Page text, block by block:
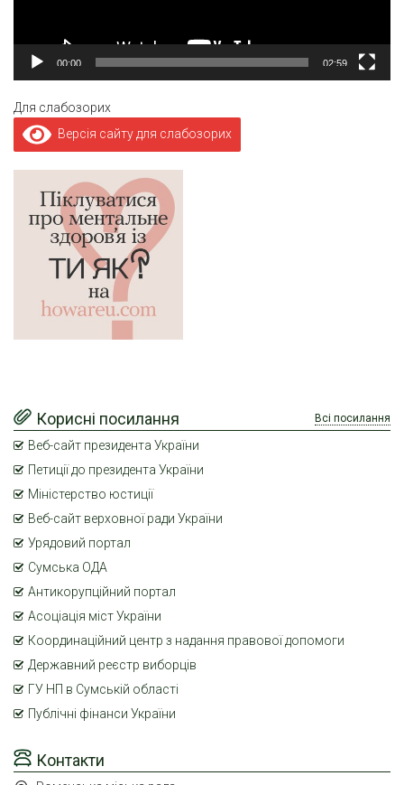
00:00 02:59
Для слабозорих
Версія сайту для слабозорих
Контакти
Корисні посилання Всі посилання
Веб-сайт президента України
Петиції до президента України
Міністерство юстиції
Веб-сайт верховної ради України
Урядовий портал
Сумська ОДА
Антикорупційний портал
Асоціація міст України
Координаційний центр з надання правової допомоги
Державний реєстр виборців
ГУ НП в Сумській області
Публічні фінанси України